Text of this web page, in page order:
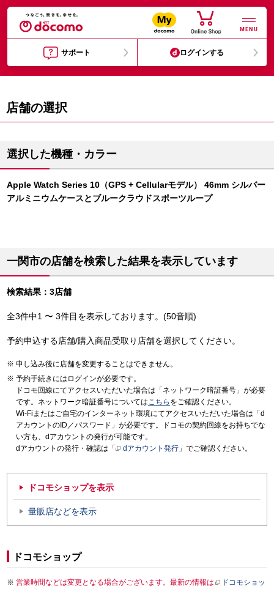
MENU
サポート ログインする
店舗の選択
選択した機種・カラー
Apple Watch Series 10（GPS + Cellularモデル） 46mm シルバー
アルミニウムケースとブルークラウドスポーツループ
一関市の店舗を検索した結果を表示しています
検索結果：3店舗
全3件中1 〜 3件目を表示しております。(50音順)
予約申込する店舗/購入商品受取り店舗を選択してください。
申し込み後に店舗を変更することはできません。
予約手続きにはログインが必要です。
ドコモ回線にてアクセスいただいた場合は「ネットワーク暗証番号」が必要
です。ネットワーク暗証番号についてはこちら をご確認ください。
Wi-Fiまたはご自宅のインターネット環境にてアクセスいただいた場合は「d
アカウントのID／パスワード」が必要です。ドコモの契約回線をお持ちでな
い方も、dアカウントの発行が可能です。
dアカウントの発行・確認は「
dアカウント発行 」でご確認ください。
ドコモショップを表示
量販店などを表示
ドコモショップ
営業時間などは変更となる場合がございます。最新の情報は
ドコモショッ